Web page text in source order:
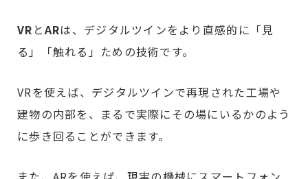
VR とARは、デジタルツインをより直感的に「見
る」「触れる」ための技術です。
VRを使えば、デジタルツインで再現された工場や
建物の内部を、まるで実際にその場にいるかのよう
に歩き回ることができます。